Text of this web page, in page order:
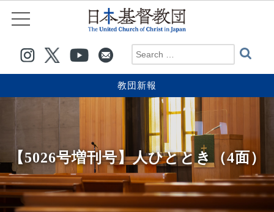
教団新報
【5026号増刊号】人ひととき（4面）